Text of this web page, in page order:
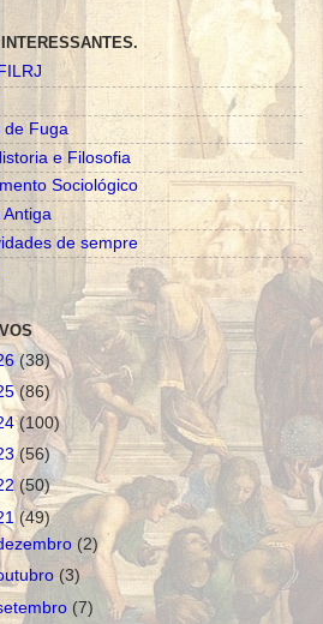
de Fuga
e Filosofia
Sociológico
Antiga
de sempre
(38)
(86)
(100)
(56)
(50)
(49)
(2)
(3)
(7)